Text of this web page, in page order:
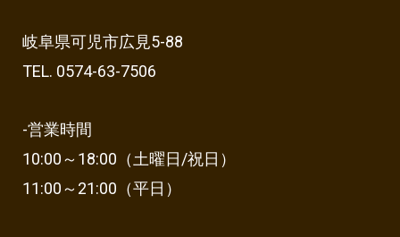
岐阜県可児市広見5-88
TEL. 0574-63-7506
-営業時間
10:00～18:00（土曜日/祝日）
11:00～21:00（平日）